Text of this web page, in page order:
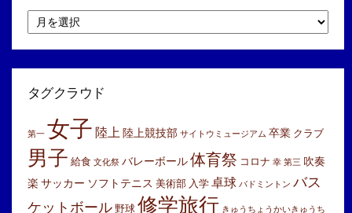
別
ア
イ
タグクラウド
第一 女子 陸上 陸上競技部 サイトウミュージアム 卒業 クラブ
男子 給食 文化祭 バレーボール体育祭 コロナ 幸 第三 吹奏
楽 サッカー ソフトテニス 美術部 入学 卓球 バドミントン バス
ケットボール 野球 修学旅行 きゅうちょうかいきゅうち